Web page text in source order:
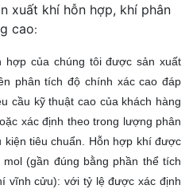
xuất khí hỗn hợp, khí phân
cao:
hợp của chúng tôi được sản xuất
phân tích độ chính xác cao đáp
cầu kỹ thuật cao của khách hàng
xác định theo trong lượng phân
tiêu chuẩn. Hỗn hợp khí được
(gần đúng bằng phần thể tích
vĩnh cửu): với tỷ lệ được xác định